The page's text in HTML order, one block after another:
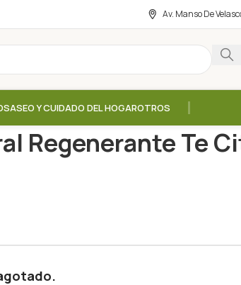
Av. Manso De
ASEO Y CUIDADO DEL HOGAROTROS
Regenerante Te